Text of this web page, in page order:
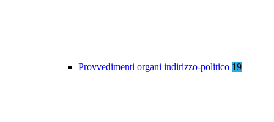
Provvedimenti organi indirizzo-politico 19